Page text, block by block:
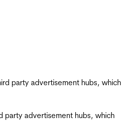
party advertisement hubs, which
party advertisement hubs, which